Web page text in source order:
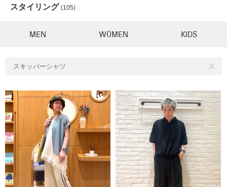
スタイリング (105)
MEN WOMEN KIDS
スキッパーシャツ